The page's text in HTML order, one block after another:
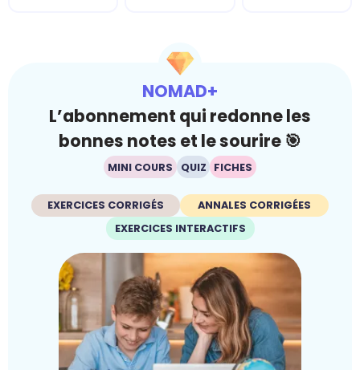
NOMAD+
L’abonnement qui redonne les
bonnes notes et le sourire 🎯
MINI COURS QUIZ FICHES
EXERCICES CORRIGÉS
ANNALES CORRIGÉES
EXERCICES INTERACTIFS